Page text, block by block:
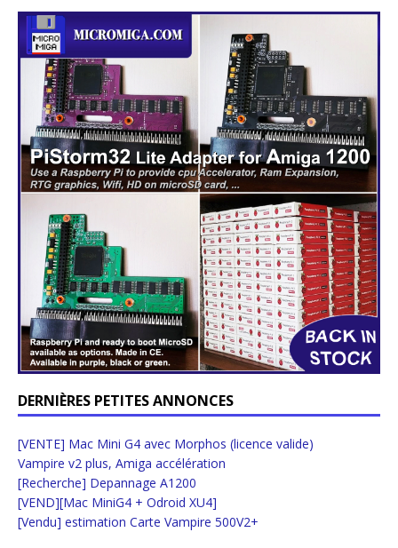
DERNIÈRES PETITES ANNONCES
[VENTE] Mac Mini G4 avec Morphos (licence valide)
Vampire v2 plus, Amiga accélération
[Recherche] Depannage A1200
[VEND][Mac MiniG4 + Odroid XU4]
[Vendu] estimation Carte Vampire 500V2+